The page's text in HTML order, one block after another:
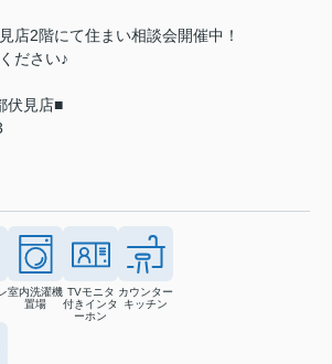
店2階にて住まい相談会開催中！
ださい♪
伏見店■
室内洗濯機
置場
TVモニタ
付きインタ
ーホン
カウンター
キッチン